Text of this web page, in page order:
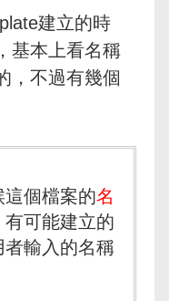
建立的時
基本上看名稱
，不過有幾個
個檔案的名
可能建立的
輸入的名稱